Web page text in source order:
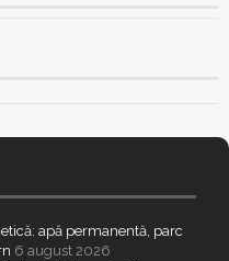
apă permanentă, parc
6 august 2026